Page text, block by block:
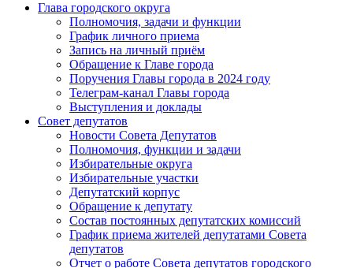
Глава городского округа
Полномочия, задачи и функции
График личного приема
Запись на личный приём
Обращение к Главе города
Поручения Главы города в 2024 году
Телеграм-канал Главы города
Выступления и доклады
Совет депутатов
Новости Совета Депутатов
Полномочия, функции и задачи
Избирательные округа
Избирательные участки
Депутатский корпус
Обращение к депутату
Состав постоянных депутатских комиссий
График приема жителей депутатами Совета
депутатов
Отчет о работе Совета депутатов городского